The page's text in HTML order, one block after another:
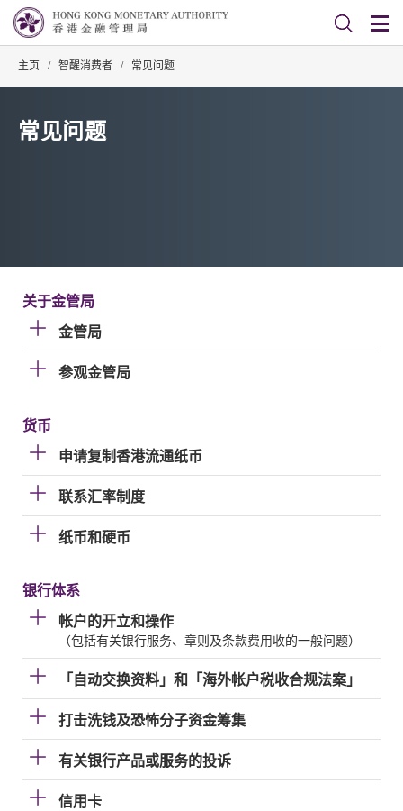
主页 / 智醒消费者 / 常见问题
常见问题
关于金管局
金管局
参观金管局
货币
申请复制香港流通纸币
联系汇率制度
纸币和硬币
银行体系
帐户的开立和操作
（包括有关银行服务、章则及条款费用收的一般问题）
「自动交换资料」和「海外帐户税收合规法案」
打击洗钱及恐怖分子资金筹集
有关银行产品或服务的投诉
信用卡